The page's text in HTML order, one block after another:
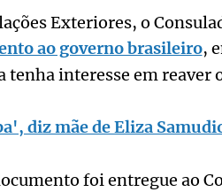
Exteriores, o
ao governo brasileiro,
tenha interesse em reaver
diz mãe de Eliza
foi entregue ao